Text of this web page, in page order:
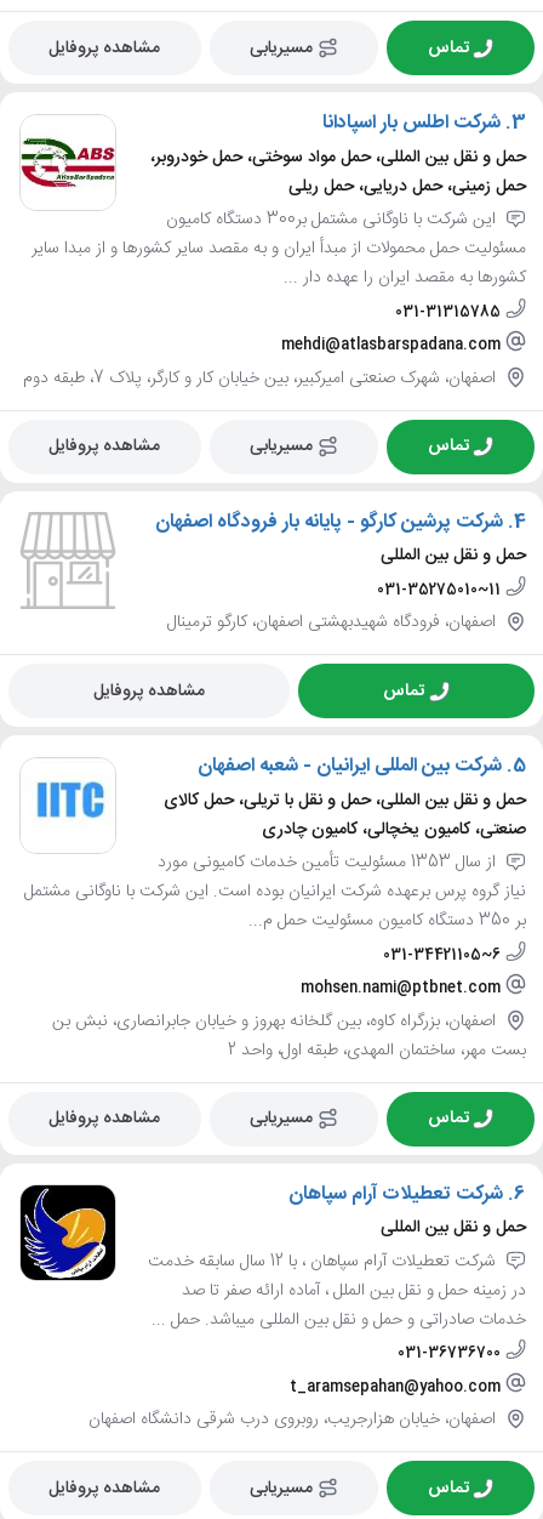
تماس مسیریابی مشاهده پروفایل
3. شرکت اطلس بار اسپادانا
حمل و نقل بین المللی، حمل مواد سوختی، حمل خودروبر،
حمل زمینی، حمل دریایی، حمل ریلی
این شرکت با ناوگانی مشتمل بر300 دستگاه کامیون
مسئولیت حمل محمولات از مبدأ ایران و به مقصد سایر کشورها و از مبدا سایر
کشورها به مقصد ایران را عهده دار ...
031-31315785
mehdi@atlasbarspadana.com
اصفهان، شهرک صنعتی امیرکبیر، بین خیابان کار و کارگر، پلاک 7، طبقه دوم
تماس مسیریابی مشاهده پروفایل
4. شرکت پرشین کارگو - پایانه بار فرودگاه اصفهان
حمل و نقل بین المللی
031-35275010~11
اصفهان، فرودگاه شهیدبهشتی اصفهان، کارگو ترمینال
تماس مشاهده پروفایل
5. شرکت بین المللی ایرانیان - شعبه اصفهان
حمل و نقل بین المللی، حمل و نقل با تریلی، حمل کالای
صنعتی، کامیون یخچالی، کامیون چادری
از سال 1353 مسئولیت تأمین خدمات کامیونی مورد
نیاز گروه پرس برعهده شرکت ایرانیان بوده است. این شرکت با ناوگانی مشتمل
بر 350 دستگاه کامیون مسئولیت حمل م...
031-34421105~6
mohsen.nami@ptbnet.com
اصفهان، بزرگراه کاوه، بین گلخانه بهروز و خیابان جابرانصاری، نبش بن
بست مهر، ساختمان المهدی، طبقه اول، واحد 2
تماس مسیریابی مشاهده پروفایل
6. شرکت تعطیلات آرام سپاهان
حمل و نقل بین المللی
شرکت تعطیلات آرام سپاهان ، با 12 سال سابقه خدمت
در زمینه حمل و نقل بین الملل ، آماده ارائه صفر تا صد
خدمات صادراتی و حمل و نقل بین المللی میباشد. حمل ...
031-36736700
t_aramsepahan@yahoo.com
اصفهان، خیابان هزارجریب، روبروی درب شرقی دانشگاه اصفهان
تماس مسیریابی مشاهده پروفایل